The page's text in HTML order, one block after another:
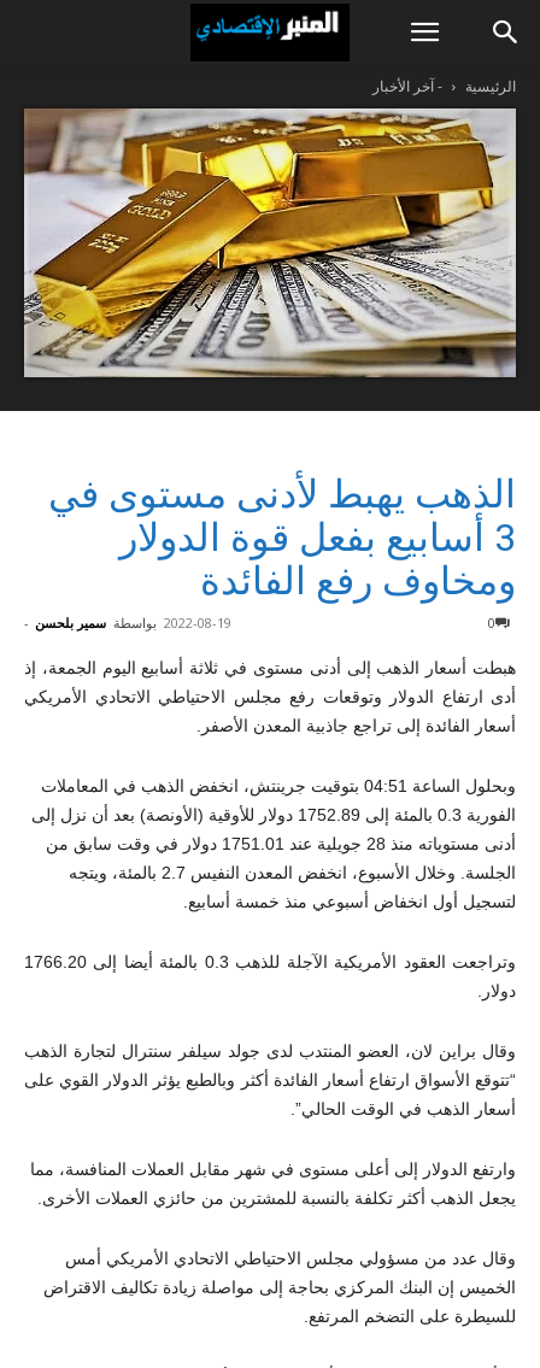
الرئيسية - آخر الأخبار
الذهب يهبط لأدنى مستوى في
3 أسابيع بفعل قوة الدولار
ومخاوف رفع الفائدة
بواسطة سمير بلحسن - 2022-08-19 0
هبطت أسعار الذهب إلى أدنى مستوى في ثلاثة أسابيع اليوم الجمعة، إذ
أدى ارتفاع الدولار وتوقعات رفع مجلس الاحتياطي الاتحادي الأمريكي
أسعار الفائدة إلى تراجع جاذبية المعدن الأصفر.
وبحلول الساعة 04:51 بتوقيت جرينتش، انخفض الذهب في المعاملات
الفورية 0.3 بالمئة إلى 1752.89 دولار للأوقية (الأونصة) بعد أن نزل إلى
أدنى مستوياته منذ 28 جويلية عند 1751.01 دولار في وقت سابق من
الجلسة. وخلال الأسبوع، انخفض المعدن النفيس 2.7 بالمئة، ويتجه
لتسجيل أول انخفاض أسبوعي منذ خمسة أسابيع.
وتراجعت العقود الأمريكية الآجلة للذهب 0.3 بالمئة أيضا إلى 1766.20
دولار.
وقال براين لان، العضو المنتدب لدى جولد سيلفر سنترال لتجارة الذهب
“تتوقع الأسواق ارتفاع أسعار الفائدة أكثر وبالطبع يؤثر الدولار القوي على
أسعار الذهب في الوقت الحالي”.
وارتفع الدولار إلى أعلى مستوى في شهر مقابل العملات المنافسة، مما
يجعل الذهب أكثر تكلفة بالنسبة للمشترين من حائزي العملات الأخرى.
وقال عدد من مسؤولي مجلس الاحتياطي الاتحادي الأمريكي أمس
الخميس إن البنك المركزي بحاجة إلى مواصلة زيادة تكاليف الاقتراض
للسيطرة على التضخم المرتفع.